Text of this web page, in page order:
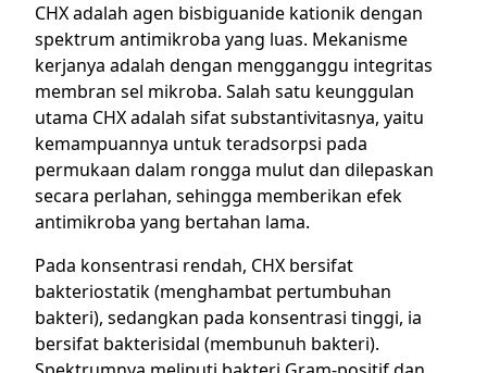
CHX adalah agen bisbiguanide kationik dengan
spektrum antimikroba yang luas. Mekanisme
kerjanya adalah dengan mengganggu integritas
membran sel mikroba. Salah satu keunggulan
utama CHX adalah sifat substantivitasnya, yaitu
kemampuannya untuk teradsorpsi pada
permukaan dalam rongga mulut dan dilepaskan
secara perlahan, sehingga memberikan efek
antimikroba yang bertahan lama.
Pada konsentrasi rendah, CHX bersifat
bakteriostatik (menghambat pertumbuhan
bakteri), sedangkan pada konsentrasi tinggi, ia
bersifat bakterisidal (membunuh bakteri).